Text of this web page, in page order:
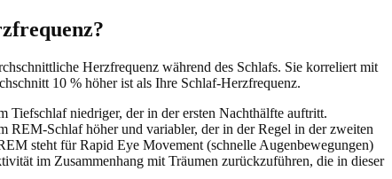
Herzfrequenz während des Schlafs. Sie korreliert mit
10 % höher ist als Ihre Schlaf-Herzfrequenz.
Tiefschlaf niedriger, der in der ersten Nachthälfte auftritt.
REM-Schlaf höher und variabler, der in der Regel in der zweiten
steht für Rapid Eye Movement (schnelle Augenbewegungen)
im Zusammenhang mit Träumen zurückzuführen, die in dieser